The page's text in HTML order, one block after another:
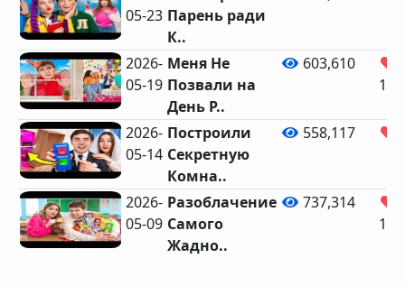
05-23 Парень ради
К..
2026-
05-19
Меня Не
Позвали на
День Р..
603,610
2026-
05-14
Построили
Секретную
Комна..
558,117
2026-
05-09
Разоблачение
Самого
Жадно..
737,314